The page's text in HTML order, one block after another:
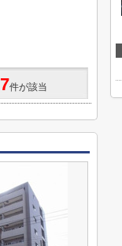
7件が該当